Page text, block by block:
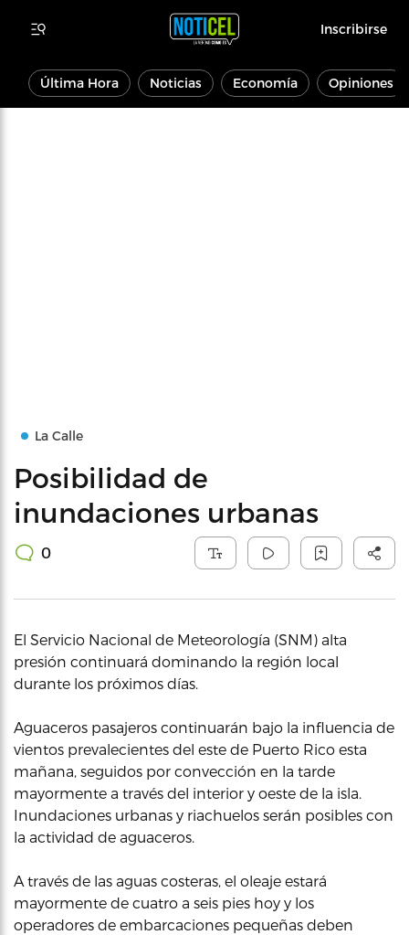
Inscribirse
Última Hora Noticias Economía Opiniones
La Calle
Posibilidad de
inundaciones urbanas
0
El Servicio Nacional de Meteorología (SNM) alta
presión continuará dominando la región local
durante los próximos días.
Aguaceros pasajeros continuarán bajo la influencia de
vientos prevalecientes del este de Puerto Rico esta
mañana, seguidos por convección en la tarde
mayormente a través del interior y oeste de la isla.
Inundaciones urbanas y riachuelos serán posibles con
la actividad de aguaceros.
A través de las aguas costeras, el oleaje estará
mayormente de cuatro a seis pies hoy y los
operadores de embarcaciones pequeñas deben